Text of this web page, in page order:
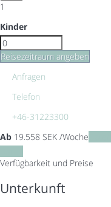
1
Kinder
Reisezeitraum angeben
Anfragen
Telefon
+46-31223300
Ab 19.558 SEK /Woche
Verfügbarkeit und Preise
Unterkunft